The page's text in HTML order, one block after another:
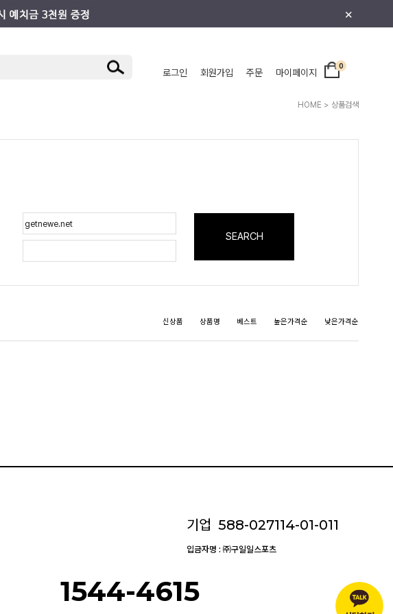
×
키즈/주니어 로그인 회원가입 주문 마이페이지
0
HOME > 상품검색
SEARCH
신상품 상품명 베스트 높은가격순 낮은가격순
기업 588-027114-01-011
입금자명 : ㈜구일일스포츠
1544-4615